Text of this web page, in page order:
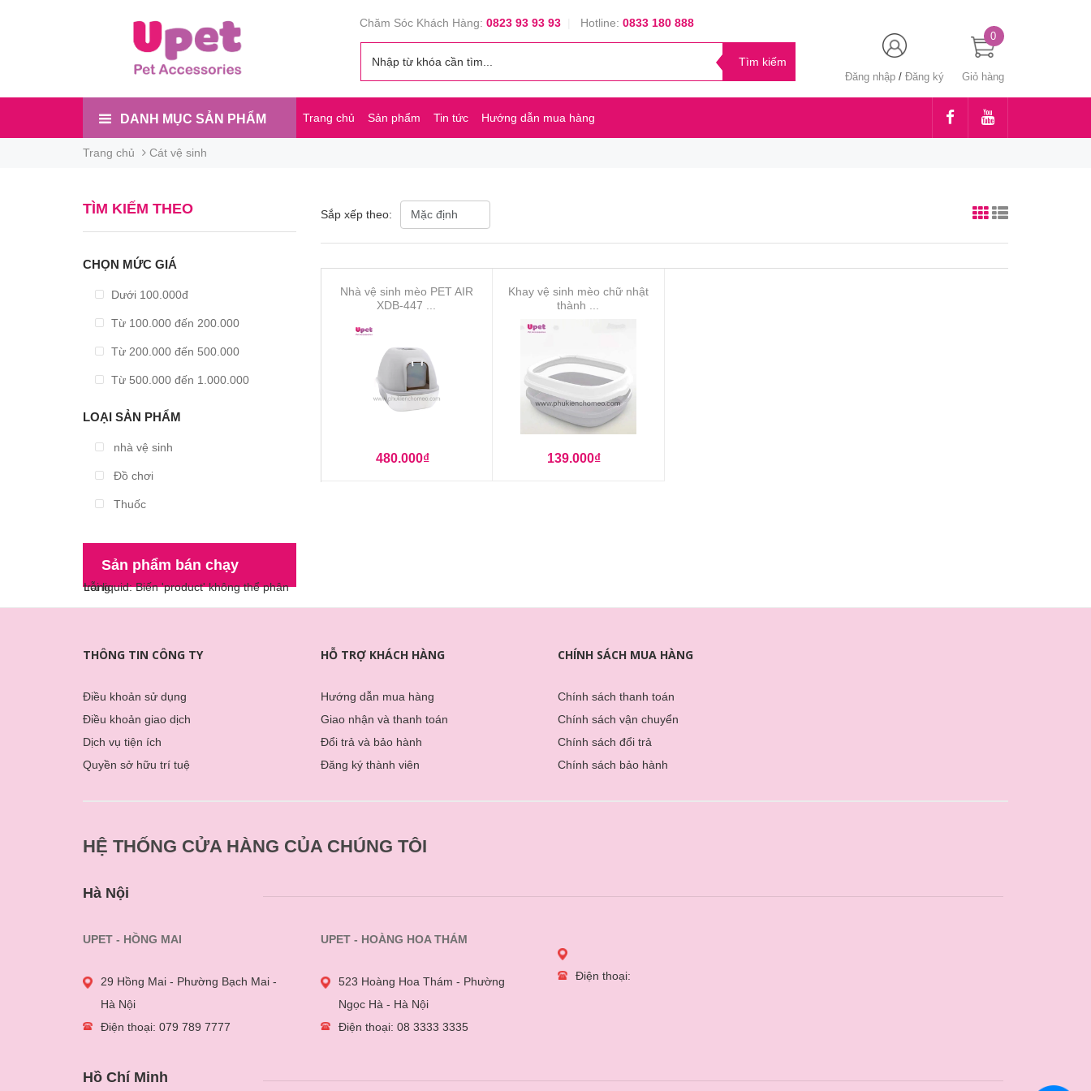
Chăm Sóc Khách Hàng: 0823 93 93 93| Hotline: 0833 180 888
Đăng nhập / Đăng ký Giỏ hàng
0
DANH MỤC SẢN PHẨM Trang chủ Sản phẩm Tin tức Hướng dẫn mua hàng
Trang chủ Cát vệ sinh
TÌM KIẾM THEO
CHỌN MỨC GIÁ
Dưới 100.000đ
Từ 100.000 đến 200.000
Từ 200.000 đến 500.000
Từ 500.000 đến 1.000.000
Từ 1.000.000 đến 3.000.000
LOẠI SẢN PHẨM
nhà vệ sinh
Đồ chơi
Thuốc
Sản phẩm bán chạy
Lỗi liquid: Biến 'product' không thể phân trang
Sắp xếp theo:
Nhà vệ sinh mèo PET AIR
XDB-447 ...
480.000₫
Khay vệ sinh mèo chữ nhật
thành ...
139.000₫
THÔNG TIN CÔNG TY
Điều khoản sử dụng
Điều khoản giao dịch
Dịch vụ tiện ích
Quyền sở hữu trí tuệ
HỖ TRỢ KHÁCH HÀNG
Hướng dẫn mua hàng
Giao nhận và thanh toán
Đổi trả và bảo hành
Đăng ký thành viên
CHÍNH SÁCH MUA HÀNG
Chính sách thanh toán
Chính sách vận chuyển
Chính sách đổi trả
Chính sách bảo hành
HỆ THỐNG CỬA HÀNG CỦA CHÚNG TÔI
Hà Nội
UPET - HỒNG MAI
29 Hồng Mai - Phường Bạch Mai -
Hà Nội
Điện thoại: 079 789 7777
UPET - HOÀNG HOA THÁM
523 Hoàng Hoa Thám - Phường
Ngọc Hà - Hà Nội
Điện thoại: 08 3333 3335
Điện thoại:
Hồ Chí Minh